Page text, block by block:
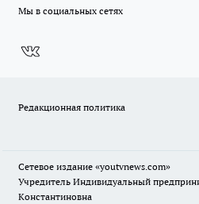
Мы в социальных сетях
Редакционная политика
Сетевое издание «youtvnews.com»
Учредитель Индивидуальный
Константиновна